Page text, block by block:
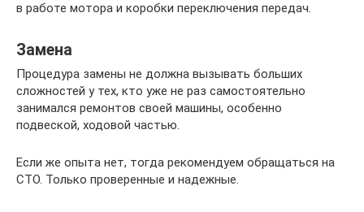
в работе мотора и коробки переключения передач.
Замена
Процедура замены не должна вызывать больших
сложностей у тех, кто уже не раз самостоятельно
занимался ремонтов своей машины, особенно
подвеской, ходовой частью.
Если же опыта нет, тогда рекомендуем обращаться на
СТО. Только проверенные и надежные.